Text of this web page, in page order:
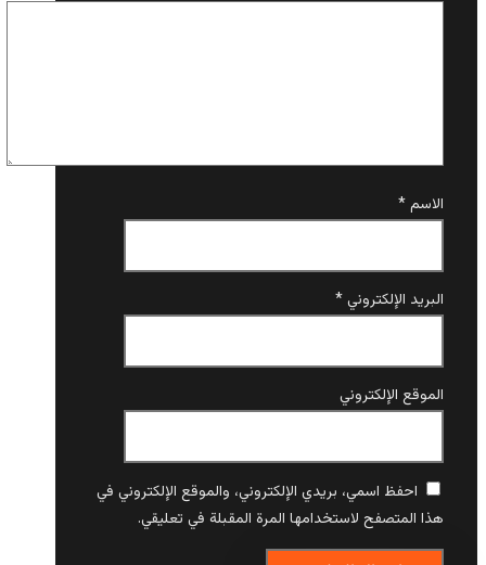
الاسم*
البريد الإلكتروني*
الموقع الإلكتروني
احفظ اسمي، بريدي الإلكتروني، والموقع الإلكتروني في
هذا المتصفح لاستخدامها المرة المقبلة في تعليقي.